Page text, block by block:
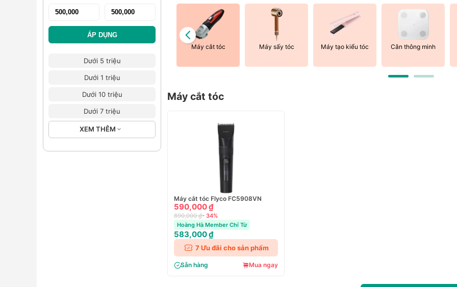
ÁP DỤNG
Dưới 5 triệu
Dưới 1 triệu
Dưới 10 triệu
Dưới 7 triệu
XEM THÊM
Máy cắt tóc Máy sấy tóc Máy tạo kiểu tóc Cân thông minh
Máy cắt tóc
Máy cắt tóc Flyco FC5908VN
590,000 ₫
890,000 ₫- 34%
Hoàng Hà Member Chỉ Từ
583,000 ₫
7 Ưu đãi cho sản phẩm
Sẵn hàng Mua ngay